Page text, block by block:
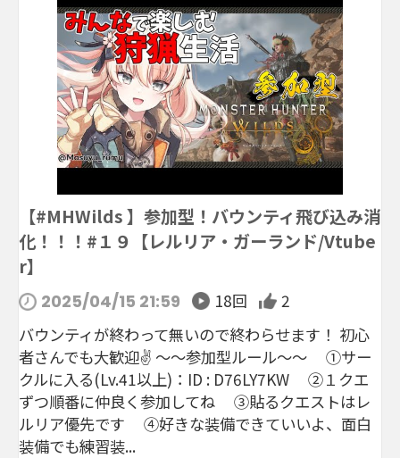
【#MHWilds 】参加型！バウンティ飛び込み消
化！！！#１９【レルリア・ガーランド/Vtube
r】
2025/04/15 21:59 18回
2
バウンティが終わって無いので終わらせます！ 初心
者さんでも大歓迎✌ ～～参加型ルール～～ ①サー
クルに入る(Lv.41以上)：ID : D76LY7KW ②１クエ
ずつ順番に仲良く参加してね ③貼るクエストはレ
ルリア優先です ④好きな装備できていいよ、面白
装備でも練習装...